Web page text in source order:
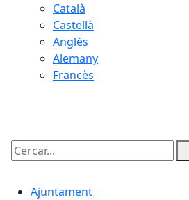
Català
Castellà
Anglès
Alemany
Francès
Cercar:
Ajuntament